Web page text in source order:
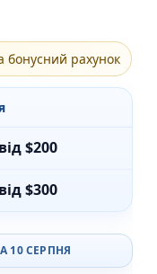
бонусний рахунок
$200
$300
10 СЕРПНЯ